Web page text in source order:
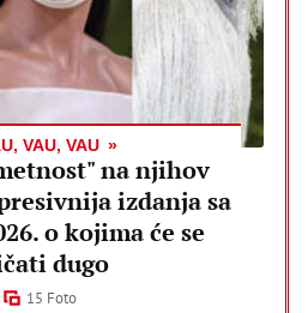
VAU, VAU
na njihov
izdanja sa
o kojima će se
dugo
15 Foto